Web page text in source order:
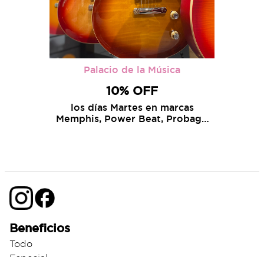
Palacio de la Música
10% OFF
los días Martes en marcas
Memphis, Power Beat, Probags,
Beneficios
Todo